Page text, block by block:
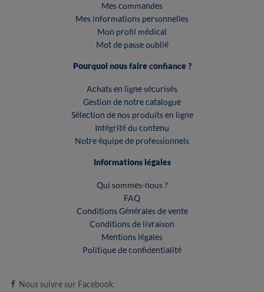
Mes commandes
Mes informations personnelles
Mon profil médical
Mot de passe oublié
Pourquoi nous faire confiance ?
Achats en ligne sécurisés
Gestion de notre catalogue
Sélection de nos produits en ligne
Intégrité du contenu
Notre équipe de professionnels
Informations légales
Qui sommes-nous ?
FAQ
Conditions Générales de vente
Conditions de livraison
Mentions légales
Politique de confidentialité
Nous suivre sur Facebook